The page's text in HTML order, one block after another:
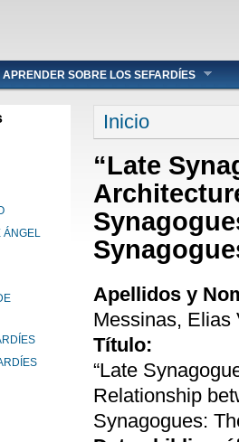
APRENDER SOBRE LOS SEFARDÍES
ÁNGEL
Se encuentra
Inicio
“Late
Apellidos y
Messinas, Elias
Título:
“Late
Relationship
Synagogues: